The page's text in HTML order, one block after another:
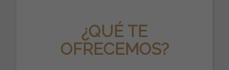
¿QUÉ TE
OFRECEMOS?